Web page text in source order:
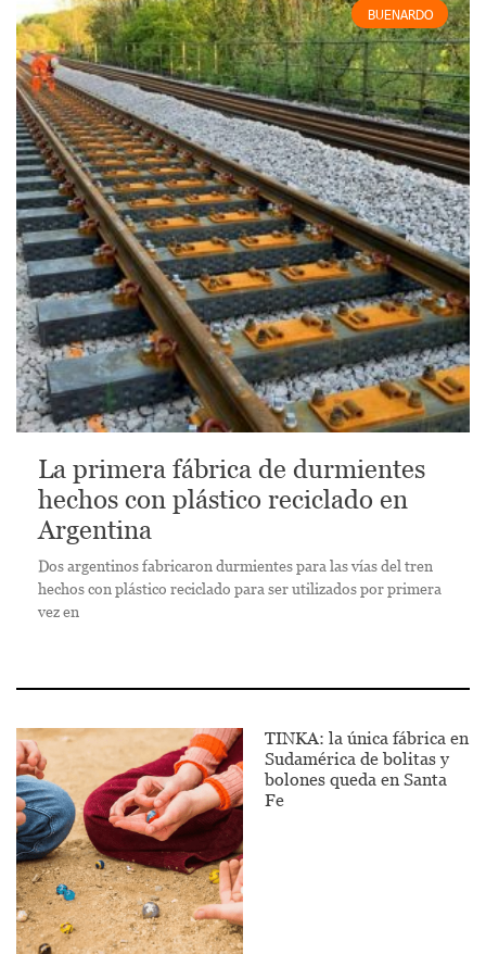
BUENARDO
La primera fábrica de durmientes
hechos con plástico reciclado en
Argentina
Dos argentinos fabricaron durmientes para las vías del tren
hechos con plástico reciclado para ser utilizados por primera
vez en
TINKA: la única fábrica en
Sudamérica de bolitas y
bolones queda en Santa
Fe